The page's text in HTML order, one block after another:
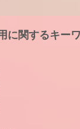
に関するキー